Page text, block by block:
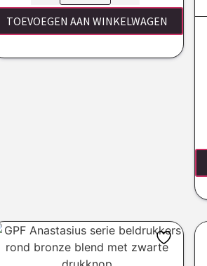
TOEVOEGEN AAN WINKELWAGEN